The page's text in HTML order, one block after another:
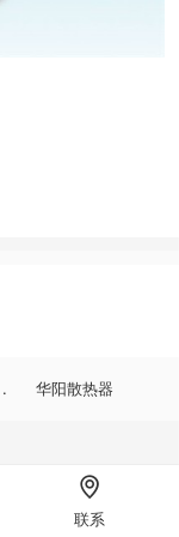
. 华阳散热器

联系